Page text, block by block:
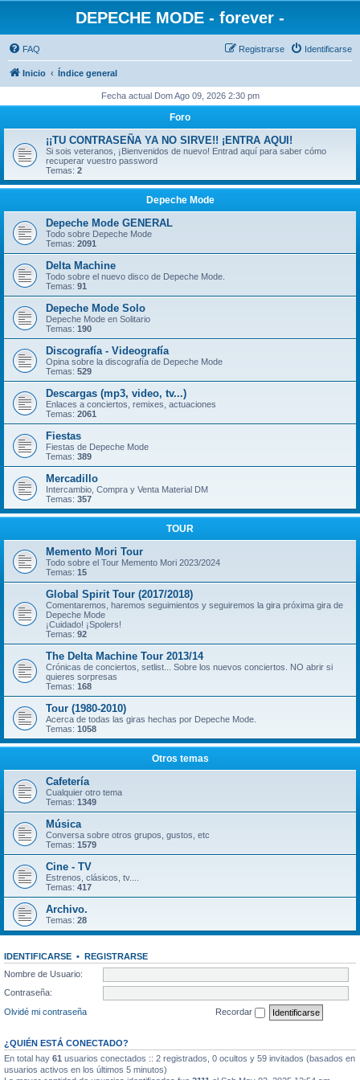
DEPECHE MODE - forever -
FAQ Identificarse
Registrarse
Inicio Índice general
Fecha actual Dom Ago 09, 2026 2:30 pm
Foro
¡¡TU CONTRASEÑA YA NO SIRVE!! ¡ENTRA AQUI!
Si sois veteranos, ¡Bienvenidos de nuevo! Entrad aquí para saber cómo
recuperar vuestro password
Temas: 2
Depeche Mode
Depeche Mode GENERAL
Todo sobre Depeche Mode
Temas: 2091
Delta Machine
Todo sobre el nuevo disco de Depeche Mode.
Temas: 91
Depeche Mode Solo
Depeche Mode en Solitario
Temas: 190
Discografía - Videografía
Opina sobre la discografía de Depeche Mode
Temas: 529
Descargas (mp3, video, tv...)
Enlaces a conciertos, remixes, actuaciones
Temas: 2061
Fiestas
Fiestas de Depeche Mode
Temas: 389
Mercadillo
Intercambio, Compra y Venta Material DM
Temas: 357
TOUR
Memento Mori Tour
Todo sobre el Tour Memento Mori 2023/2024
Temas: 15
Global Spirit Tour (2017/2018)
Comentaremos, haremos seguimientos y seguiremos la gira próxima gira de
Depeche Mode
¡Cuidado! ¡Spolers!
Temas: 92
The Delta Machine Tour 2013/14
Crónicas de conciertos, setlist... Sobre los nuevos conciertos. NO abrir si
quieres sorpresas
Temas: 168
Tour (1980-2010)
Acerca de todas las giras hechas por Depeche Mode.
Temas: 1058
Otros temas
Cafetería
Cualquier otro tema
Temas: 1349
Música
Conversa sobre otros grupos, gustos, etc
Temas: 1579
Cine - TV
Estrenos, clásicos, tv....
Temas: 417
Archivo.
Temas: 28
IDENTIFICARSE • REGISTRARSE
Nombre de Usuario:
Contraseña:
Olvidé mi contraseña
Recordar
¿QUIÉN ESTÁ CONECTADO?
En total hay 61 usuarios conectados :: 2 registrados, 0 ocultos y 59 invitados (basados en
usuarios activos en los últimos 5 minutos)